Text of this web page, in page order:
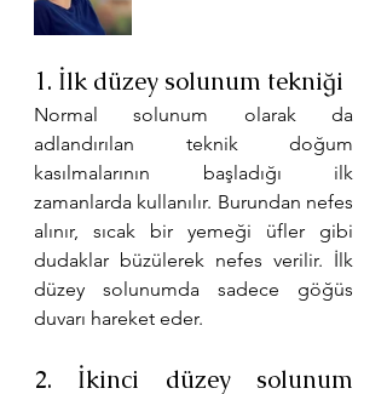
1. İlk düzey solunum tekniği
Normal solunum olarak da
adlandırılan teknik doğum
kasılmalarının başladığı ilk
zamanlarda kullanılır. Burundan nefes
alınır, sıcak bir yemeği üfler gibi
dudaklar büzülerek nefes verilir. İlk
düzey solunumda sadece göğüs
duvarı hareket eder.
2. İkinci düzey solunum